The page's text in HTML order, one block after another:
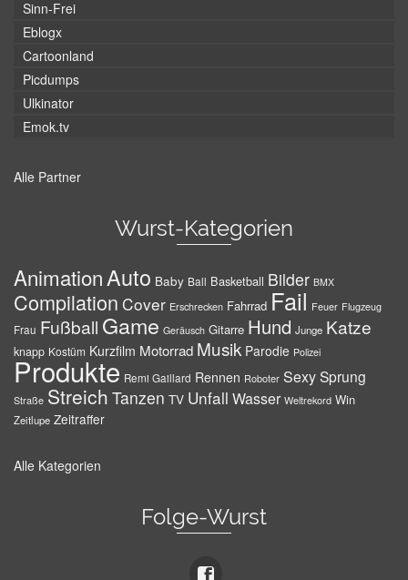
Sinn-Frei
Eblogx
Cartoonland
Picdumps
Ulkinator
Emok.tv
Alle Partner
Wurst-Kategorien
AnimationAuto Baby Ball Basketball Bilder BMX
Compilation Cover Erschrecken Fahrrad Fail Feuer Flugzeug
Frau Fußball Game Geräusch Gitarre Hund Junge Katze
knapp Kostüm Kurzfilm Motorrad Musik Parodie Polizei
Produkte Remi Gaillard Rennen Roboter SexySprung
Straße Streich Tanzen TV Unfall Wasser Weltrekord Win
Zeitlupe Zeitraffer
Alle Kategorien
Folge-Wurst